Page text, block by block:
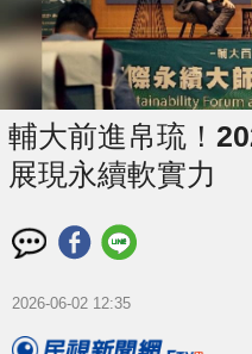
輔大前進帛琉！
展現永續軟實力
2026-06-02 12:35